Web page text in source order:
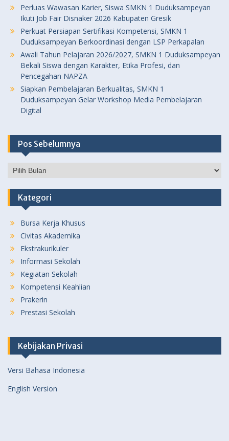
Perluas Wawasan Karier, Siswa SMKN 1 Duduksampeyan
Ikuti Job Fair Disnaker 2026 Kabupaten Gresik
Perkuat Persiapan Sertifikasi Kompetensi, SMKN 1
Duduksampeyan Berkoordinasi dengan LSP Perkapalan
Awali Tahun Pelajaran 2026/2027, SMKN 1 Duduksampeyan
Bekali Siswa dengan Karakter, Etika Profesi, dan
Pencegahan NAPZA
Siapkan Pembelajaran Berkualitas, SMKN 1
Duduksampeyan Gelar Workshop Media Pembelajaran
Digital
Pos Sebelumnya
Pos
Kategori
Bursa Kerja Khusus
Civitas Akademika
Ekstrakurikuler
Informasi Sekolah
Kegiatan Sekolah
Kompetensi Keahlian
Prakerin
Prestasi Sekolah
Kebijakan Privasi
Versi Bahasa Indonesia
English Version